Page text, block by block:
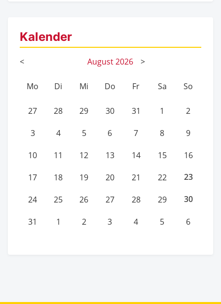
Kalender
< August2026 >
Mo Di Mi Do Fr Sa So
27 28 29 30 31 1 2
3 4 5 6 7 8 9
10 11 12 13 14 15 16
17 18 19 20 21 22 23
24 25 26 27 28 29 30
31 1 2 3 4 5 6